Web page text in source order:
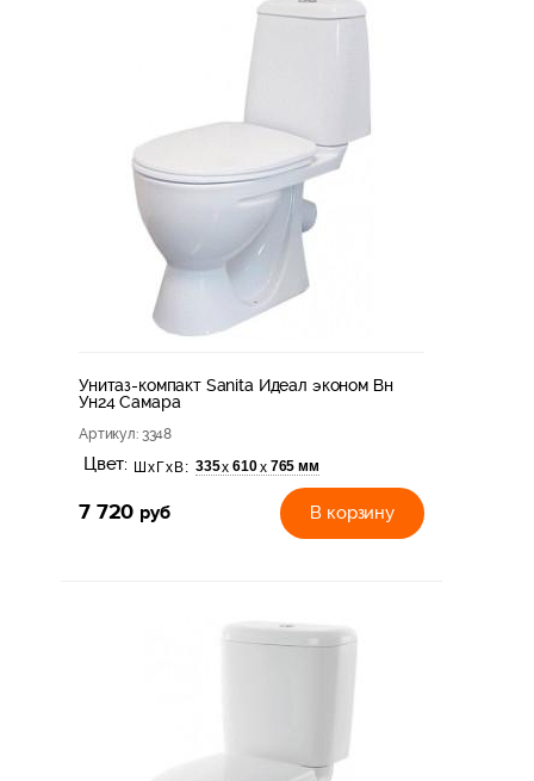
Унитаз-компакт Sanita Идеал эконом Вн
Ун24 Самара
Артикул: 3348
Цвет: ШхГхВ: 335х 610х 765 мм
7 720 руб В корзину